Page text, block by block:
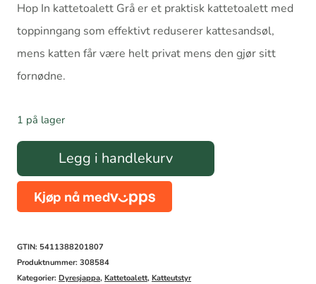
Hop In kattetoalett Grå er et praktisk kattetoalett med
toppinngang som effektivt reduserer kattesandsøl,
mens katten får være helt privat mens den gjør sitt
fornødne.
1 på lager
In
kattetoalett
antall
Legg i handlekurv
GTIN: 5411388201807
Produktnummer: 308584
Kategorier: Dyresjappa, Kattetoalett, Katteutstyr